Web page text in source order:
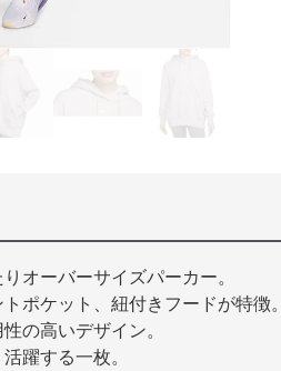
オーバーサイズパーカー。
ポケット、紐付きフードが特徴。
の高いデザイン。
躍する一枚。